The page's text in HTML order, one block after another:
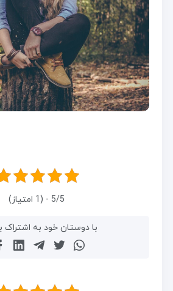
5/5 - (1 امتیاز)
با دوستان خود به اشتراک